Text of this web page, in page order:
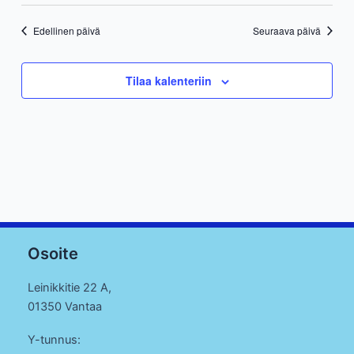
Edellinen päivä Seuraava päivä
Tilaa kalenteriin
Osoite
Leinikkitie 22 A,
01350 Vantaa
Y-tunnus: